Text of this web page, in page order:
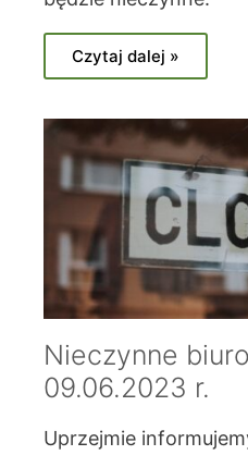
Czytaj dalej »
Nieczynne
09.06.2023 r.
Uprzejmie